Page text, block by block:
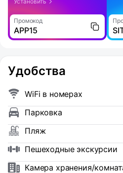
Промокод
APP15
Удобства
WiFi в номерах
Парковка
Пляж
Пешеходные экскурсии
Камера хранения/